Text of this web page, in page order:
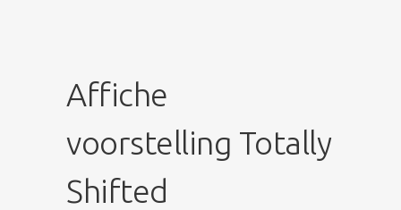
Affiche
voorstelling Totally
Shifted